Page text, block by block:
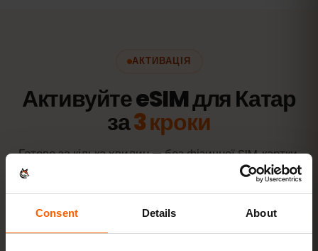
Consent Details About
АКТИВАЦІЯ
Активуйте eSIM для Катар
за3 кроки
Готово за кілька хвилин — без фізичної SIM‑картки.